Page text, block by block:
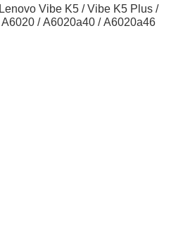
Lenovo Vibe K5 / Vibe K5 Plus /
A6020 / A6020a40 / A6020a46